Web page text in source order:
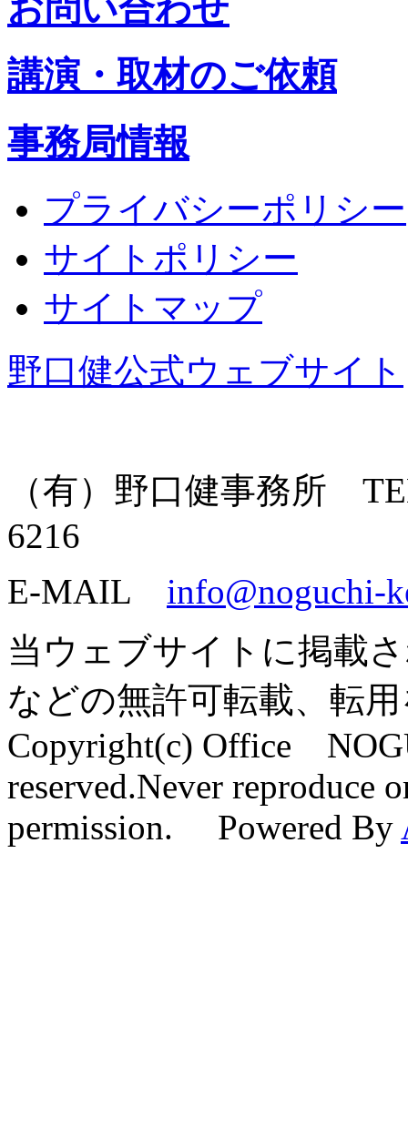
お問い合わせ
講演・取材のご依頼
事務局情報
プライバシーポリシー
サイトポリシー
サイトマップ
野口健公式ウェブサイト
（有）野口健事務所
6216
E-MAIL info@noguchi-
当ウェブサイトに掲載
などの無許可転載、転
Copyright(c) Office
reserved.Never reproduce
permission. Powered By